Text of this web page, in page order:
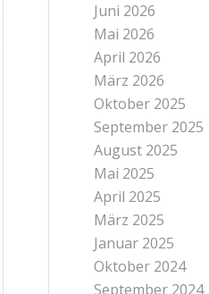
Juni 2026
Mai 2026
April 2026
März 2026
Oktober 2025
September 2025
August 2025
Mai 2025
April 2025
März 2025
Januar 2025
Oktober 2024
September 2024